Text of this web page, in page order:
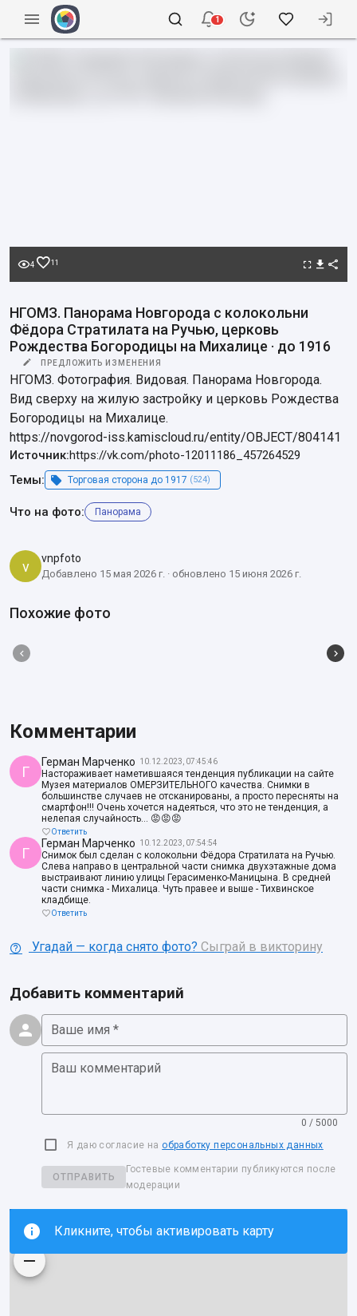
1
4 11
НГОМЗ. Панорама Новгорода с колокольни
Фёдора Стратилата на Ручью, церковь
Рождества Богородицы на Михалице · до 1916
ПРЕДЛОЖИТЬ ИЗМЕНЕНИЯ
НГОМЗ. Фотография. Видовая. Панорама Новгорода.
Вид сверху на жилую застройку и церковь Рождества
Богородицы на Михалице.
https://novgorod-iss.kamiscloud.ru/entity/OBJECT/804141
Источник:https://vk.com/photo-12011186_457264529
Темы:
Торговая сторона до 1917 (524)
Что на фото: Панорама
v vnpfoto
Добавлено 15 мая 2026 г. · обновлено 15 июня 2026 г.
Похожие фото
Комментарии
Г
Герман Марченко 10.12.2023, 07:45:46
Настораживает наметившаяся тенденция публикации на сайте
Музея материалов ОМЕРЗИТЕЛЬНОГО качества. Снимки в
большинстве случаев не отсканированы, а просто пересняты на
смартфон!!! Очень хочется надеяться, что это не тенденция, а
нелепая случайность... 😡😡😡
Ответить
Г
Герман Марченко 10.12.2023, 07:54:54
Снимок был сделан с колокольни Фёдора Стратилата на Ручью.
Слева направо в центральной части снимка двухэтажные дома
выстраивают линию улицы Герасименко-Маницына. В средней
части снимка - Михалица. Чуть правее и выше - Тихвинское
кладбище.
Ответить
Угадай — когда снято фото? Сыграй в викторину
Добавить комментарий
Ваше имя *
Ваш комментарий
0 / 5000
Я даю согласие на обработку персональных данных
ОТПРАВИТЬ
Гостевые комментарии публикуются после
модерации
Кликните, чтобы активировать карту